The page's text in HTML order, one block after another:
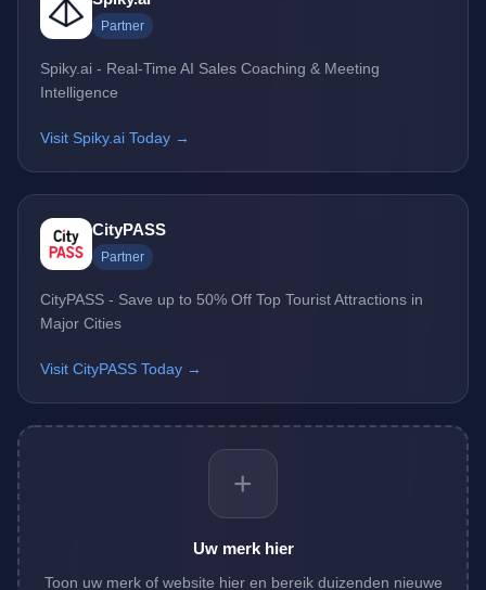
Partner
Spiky.ai - Real-Time AI Sales Coaching & Meeting
Intelligence
Visit Spiky.ai Today →
CityPASS
Partner
CityPASS - Save up to 50% Off Top Tourist Attractions in
Major Cities
Visit CityPASS Today →
+
Uw merk hier
Toon uw merk of website hier en bereik duizenden nieuwe